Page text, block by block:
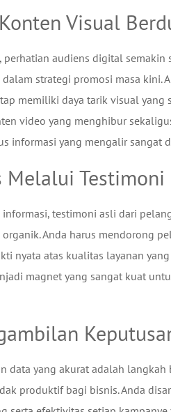
Visual
audiens digital
strategi promosi masa kini.
memiliki daya tarik visual yang
video yang menghibur
informasi yang mengalir sangat
Testimoni
testimoni asli dari
Anda harus mendorong
nyata atas kualitas layanan
magnet yang sangat kuat
yang akurat adalah langkah
produktif bagi bisnis. Anda